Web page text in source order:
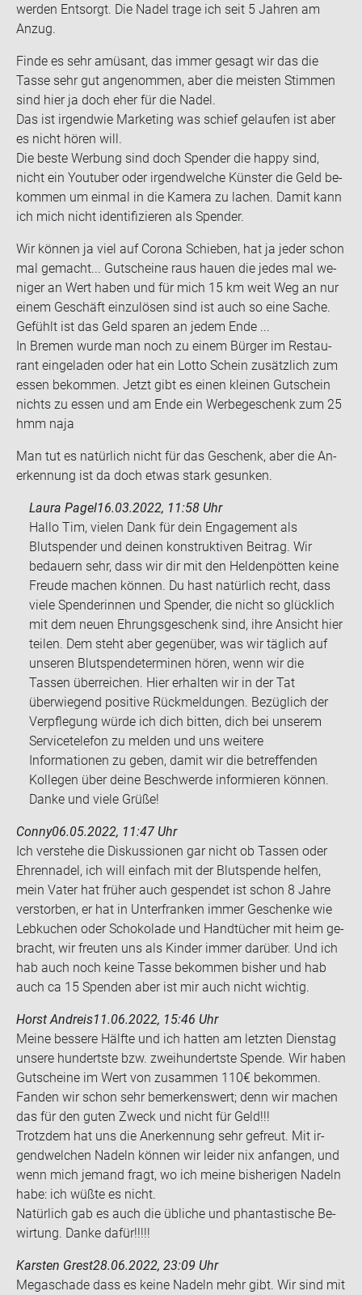
wer­den Ent­sorgt. Die Nadel trage ich seit 5 Jah­ren am
Anzug.
Finde es sehr amü­sant, das immer ge­sagt wir das die
Tasse sehr gut an­ge­nom­men, aber die meis­ten Stim­men
sind hier ja doch eher für die Nadel.
Das ist ir­gend­wie Mar­ke­ting was schief ge­lau­fen ist aber
es nicht hören will.
Die beste Wer­bung sind doch Spen­der die happy sind,
nicht ein You­tuber oder ir­gend­wel­che Küns­ter die Geld be­
kom­men um ein­mal in die Ka­me­ra zu la­chen. Damit kann
ich mich nicht iden­ti­fi­zie­ren als Spen­der.
Wir kön­nen ja viel auf Co­ro­na Schie­ben, hat ja jeder schon
mal ge­macht... Gut­schei­ne raus hauen die jedes mal we­
ni­ger an Wert haben und für mich 15 km weit Weg an nur
einem Ge­schäft ein­zu­lö­sen sind ist auch so eine Sache.
Ge­fühlt ist das Geld spa­ren an jedem Ende ...
In Bre­men wurde man noch zu einem Bür­ger im Re­stau­
rant ein­ge­la­den oder hat ein Lotto Schein zu­sätz­lich zum
essen be­kom­men. Jetzt gibt es einen klei­nen Gut­schein
nichts zu essen und am Ende ein Wer­be­ge­schenk zum 25
hmm naja
Man tut es na­tür­lich nicht für das Ge­schenk, aber die An­
er­ken­nung ist da doch etwas stark ge­sun­ken.
Laura Pagel16.03.2022, 11:58 Uhr
Hallo Tim, vielen Dank für dein Engagement als
Blutspender und deinen konstruktiven Beitrag. Wir
bedauern sehr, dass wir dir mit den Heldenpötten keine
Freude machen können. Du hast natürlich recht, dass
viele Spenderinnen und Spender, die nicht so glücklich
mit dem neuen Ehrungsgeschenk sind, ihre Ansicht hier
teilen. Dem steht aber gegenüber, was wir täglich auf
unseren Blutspendeterminen hören, wenn wir die
Tassen überreichen. Hier erhalten wir in der Tat
überwiegend positive Rückmeldungen. Bezüglich der
Verpflegung würde ich dich bitten, dich bei unserem
Servicetelefon zu melden und uns weitere
Informationen zu geben, damit wir die betreffenden
Kollegen über deine Beschwerde informieren können.
Danke und viele Grüße!
Conny06.05.2022, 11:47 Uhr
Ich ver­ste­he die Dis­kus­sio­nen gar nicht ob Tas­sen oder
Eh­ren­na­del, ich will ein­fach mit der Blut­spen­de hel­fen,
mein Vater hat frü­her auch ge­spen­det ist schon 8 Jahre
ver­stor­ben, er hat in Un­ter­fran­ken immer Ge­schen­ke wie
Leb­ku­chen oder Scho­ko­la­de und Hand­tü­cher mit heim ge­
bracht, wir freu­ten uns als Kin­der immer dar­über. Und ich
hab auch noch keine Tasse be­kom­men bis­her und hab
auch ca 15 Spen­den aber ist mir auch nicht wich­tig.
Horst Andreis11.06.2022, 15:46 Uhr
Meine bes­se­re Hälf­te und ich hat­ten am letz­ten Diens­tag
un­se­re hun­derts­te bzw. zwei­hun­derts­te Spen­de. Wir haben
Gut­schei­ne im Wert von zu­sam­men 110€ be­kom­men.
Fan­den wir schon sehr be­mer­kens­wert; denn wir ma­chen
das für den guten Zweck und nicht für Geld!!!
Trotz­dem hat uns die An­er­ken­nung sehr ge­freut. Mit ir­
gend­wel­chen Na­deln kön­nen wir lei­der nix an­fan­gen, und
wenn mich je­mand fragt, wo ich meine bis­he­ri­gen Na­deln
habe: ich wüßte es nicht.
Na­tür­lich gab es auch die üb­li­che und phan­tas­ti­sche Be­
wir­tung. Danke dafür!!!!!
Karsten Grest28.06.2022, 23:09 Uhr
Me­ga­scha­de dass es keine Na­deln mehr gibt. Wir sind mit